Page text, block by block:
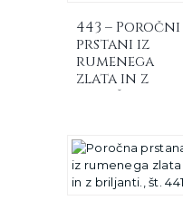
443 – Poročni
prstani iz
rumenega
zlata in z
različnimi